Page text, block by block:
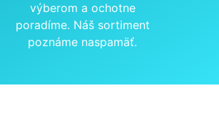
výberom a ochotne
poradíme. Náš sortiment
poznáme naspamäť.